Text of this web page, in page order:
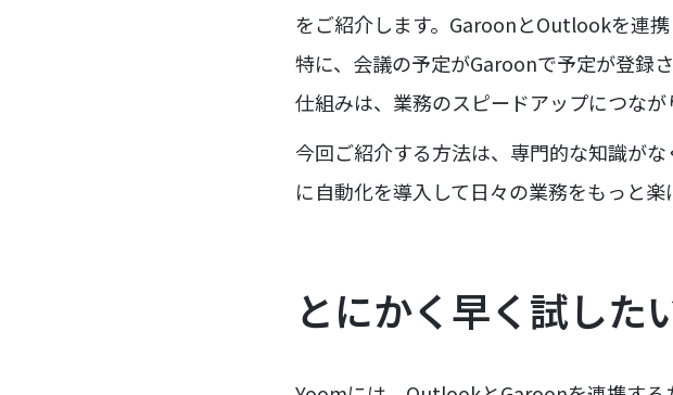
をご紹介します。GaroonとOutlookを連携
特に、会議の予定がGaroonで予定が登録
仕組みは、業務のスピードアップにつなが
今回ご紹介する方法は、専門的な知識が
に自動化を導入して日々の業務をもっと楽
とにかく早く試した